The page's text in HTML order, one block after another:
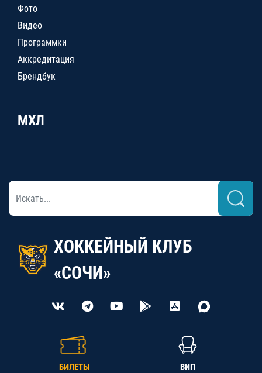
Фото
Видео
Программки
Аккредитация
Брендбук
МХЛ
ХОККЕЙНЫЙ КЛУБ
«СОЧИ»
БИЛЕТЫ ВИП